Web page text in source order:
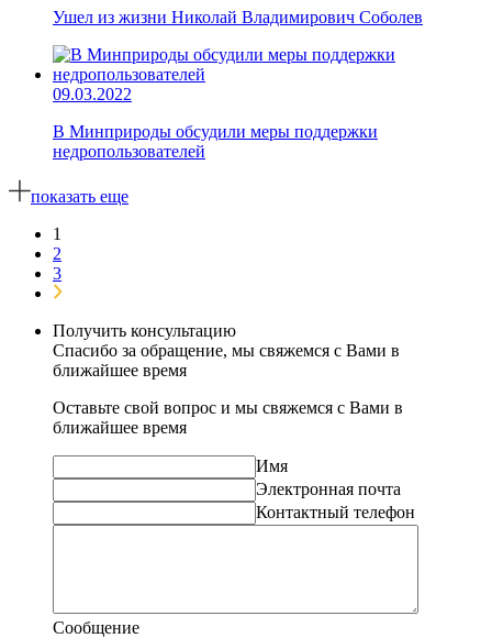
Ушел из жизни Николай Владимирович Соболев
09.03.2022
В Минприроды обсудили меры поддержки
недропользователей
показать еще
1
2
3
Получить консультацию
Спасибо за обращение, мы свяжемся с Вами в
ближайшее время
Оставьте свой вопрос и мы свяжемся с Вами в
ближайшее время
Имя
Электронная почта
Контактный телефон
Сообщение